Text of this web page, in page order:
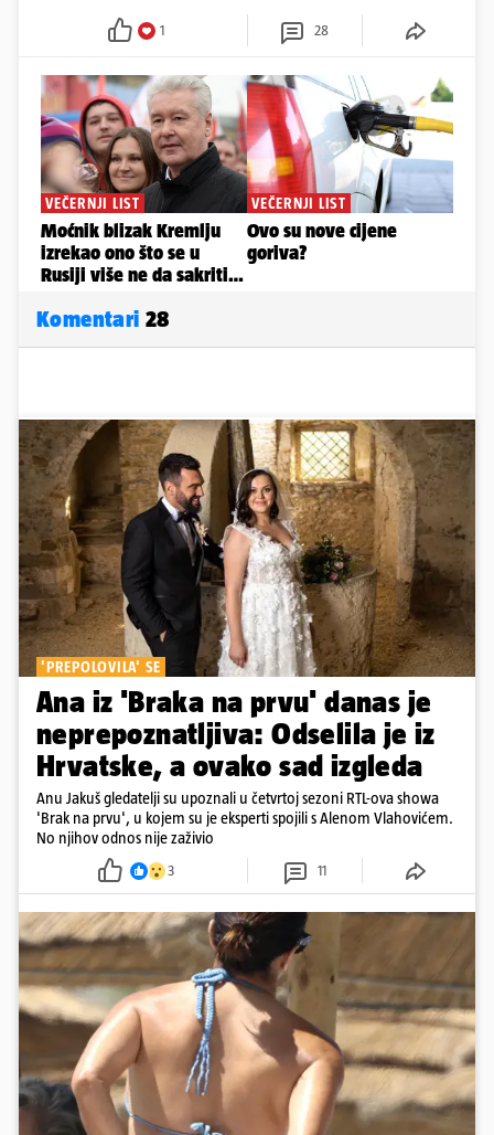
1 28
Komentari 28
'PREPOLOVILA' SE
Ana iz 'Braka na prvu' danas je
neprepoznatljiva: Odselila je iz
Hrvatske, a ovako sad izgleda
Anu Jakuš gledatelji su upoznali u četvrtoj sezoni RTL-ova showa
'Brak na prvu', u kojem su je eksperti spojili s Alenom Vlahovićem.
No njihov odnos nije zaživio
3 11